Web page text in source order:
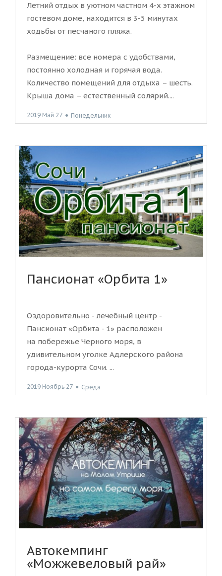
Летний отдых в уютном частном 4-х этажном
гостевом доме, находится в 3-5 минутах
ходьбы от песчаного пляжа.
Размещение: все номера с удобствами,
постоянно холодная и горячая вода.
Количество помещений для отдыха – шесть.
Крыша дома – естественный солярий....
2019 Май 27 ● Понедельник
Пансионат «Орбита 1»
Оздоровительно - лечебный центр -
Пансионат «Орбита - 1» расположен
на побережье Черного моря, в
удивительном уголке Адлерского района
города-курорта Сочи. ...
2019 Ноябрь 27 ● Среда
Автокемпинг
«Можжевеловый рай»